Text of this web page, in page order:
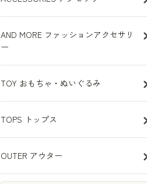
AND MORE ファッションアクセサリ
ー
TOY おもちゃ・ぬいぐるみ
TOPS トップス
OUTER アウター